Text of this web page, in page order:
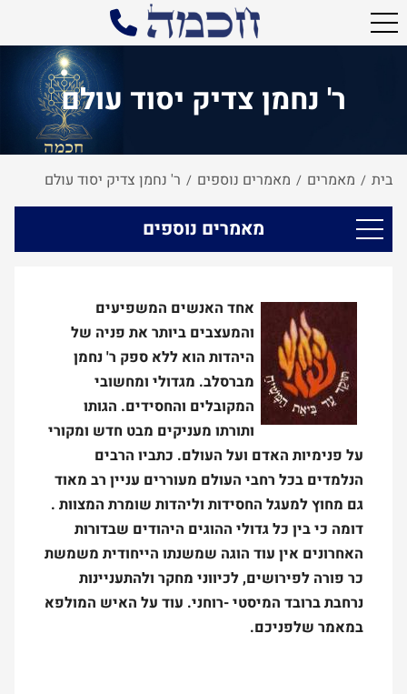
ר' נחמן צדיק יסוד עולם
בית / מאמרים / מאמרים נוספים / ר' נחמן צדיק יסוד עולם
מאמרים נוספים
אחד האנשים המשפיעים
והמעצבים ביותר את פניה של
היהדות הוא ללא ספק ר' נחמן
מברסלב. מגדולי ומחשובי
המקובלים והחסידים. הגותו
ותורתו מעניקים מבט חדש ומקורי
על פנימיות האדם ועל העולם. כתביו הרבים
הנלמדים בכל רחבי העולם מעוררים עניין רב מאוד
גם מחוץ למעגל החסידות וליהדות שומרת המצוות .
דומה כי בין כל גדולי ההוגים היהודים שבדורות
האחרונים אין עוד הוגה שמשנתו הייחודית משמשת
כר פורה לפירושים, לכיווני מחקר ולהתעניינות
נרחבת ברובד המיסטי -רוחני. עוד על האיש המולפא
במאמר שלפניכם.